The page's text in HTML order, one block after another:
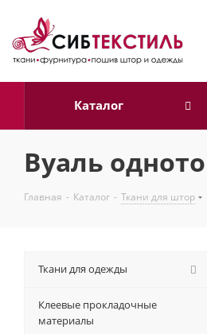
Каталог
Вуаль
Главная - Каталог - Ткани для штор
Ткани для одежды
Клеевые прокладочные
материалы